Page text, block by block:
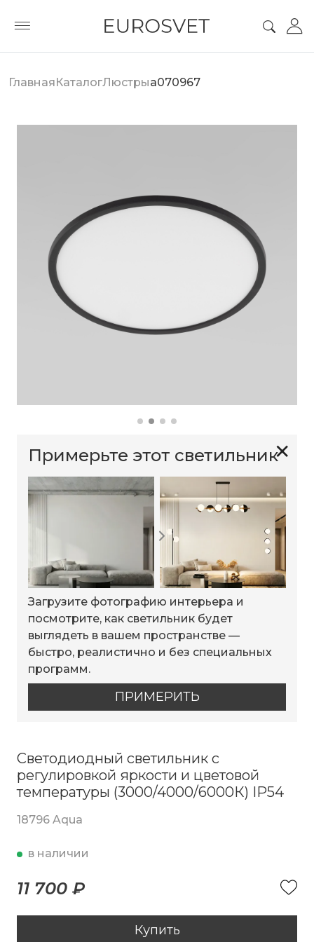
ГлавнаяКаталогЛюстрыa070967
✕
Примерьте этот светильник
Загрузите фотографию интерьера и
посмотрите, как светильник будет
выглядеть в вашем пространстве —
быстро, реалистично и без специальных
программ.
ПРИМЕРИТЬ
Светодиодный светильник с
регулировкой яркости и цветовой
температуры (3000/4000/6000К) IP54
18796 Aqua
в наличии
11 700 ₽
Купить